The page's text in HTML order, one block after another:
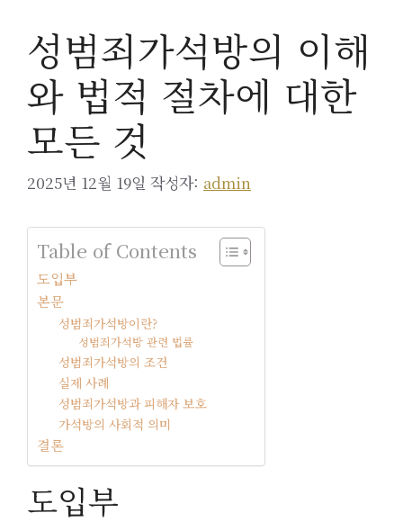
성범죄가석방의 이해
와 법적 절차에 대한
모든 것
2025년 12월 19일 작성자: admin
Table of Contents
도입부
본문
성범죄가석방이란?
성범죄가석방 관련 법률
성범죄가석방의 조건
실제 사례
성범죄가석방과 피해자 보호
가석방의 사회적 의미
결론
도입부